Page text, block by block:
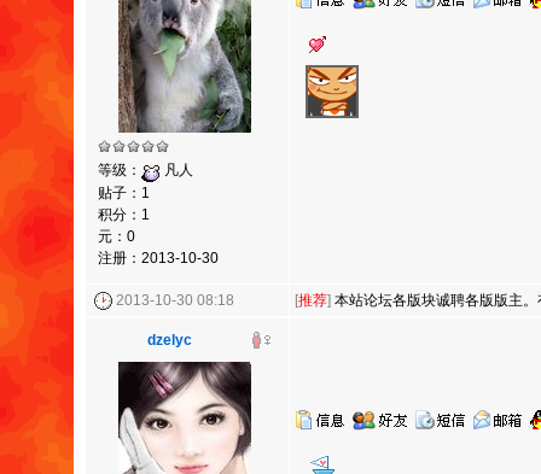
等级：
凡人
贴子：1
积分：1
元：0
注册：2013-10-30
2013-10-30 08:18 [推荐] 本站论坛各版块诚聘各版版主
dzelyc